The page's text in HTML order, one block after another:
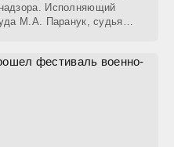
Исполняющий
М.А. Паранук, судья